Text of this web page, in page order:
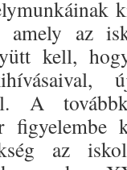
amely az
kell,
A
az